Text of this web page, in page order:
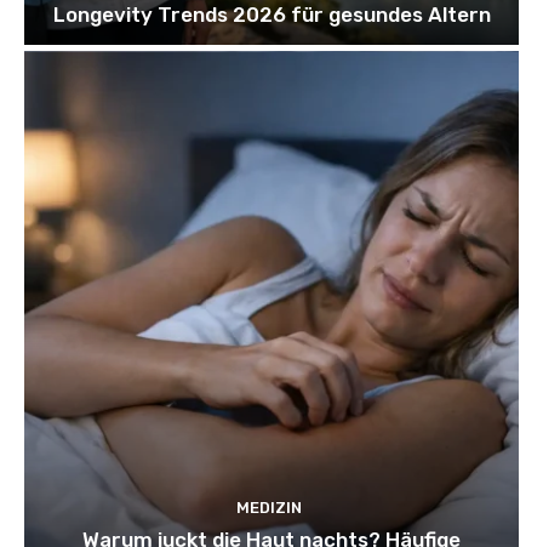
Longevity Trends 2026 für gesundes Altern
MEDIZIN
Warum juckt die Haut nachts? Häufige